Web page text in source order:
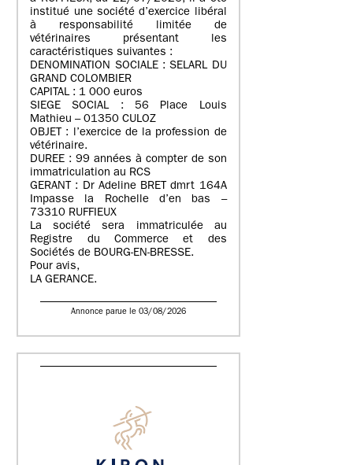
institué une société d’exercice libéral
à responsabilité limitée de
vétérinaires présentant les
caractéristiques suivantes :
DENOMINATION SOCIALE : SELARL DU
GRAND COLOMBIER
CAPITAL : 1 000 euros
SIEGE SOCIAL : 56 Place Louis
Mathieu – 01350 CULOZ
OBJET : l’exercice de la profession de
vétérinaire.
DUREE : 99 années à compter de son
immatriculation au RCS
GERANT : Dr Adeline BRET dmrt 164A
Impasse la Rochelle d’en bas –
73310 RUFFIEUX
La société sera immatriculée au
Registre du Commerce et des
Sociétés de BOURG-EN-BRESSE.
Pour avis,
LA GERANCE.
Annonce parue le 03/08/2026